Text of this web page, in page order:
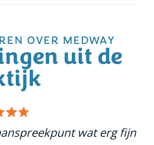
OVER MEDWAY
uit de
wat erg fijn